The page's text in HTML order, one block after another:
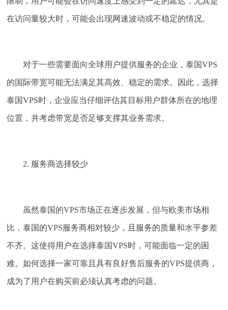
在访问量较大时，可能会出现网速波动或不稳定的情况。
对于一些需要面向全球用户提供服务的企业，泰国VPS
的国际带宽可能无法满足其高效、稳定的需求。因此，选择
泰国VPS时，企业应当仔细评估其目标用户群体所在的地理
位置，并考虑带宽是否足够支撑其业务需求。
2. 服务商选择较少
虽然泰国的VPS市场正在逐步发展，但与欧美市场相
比，泰国的VPS服务商相对较少，且服务的质量和水平参差
不齐。这使得用户在选择泰国VPS时，可能面临一定的困
难。如何选择一家可靠且具有良好售后服务的VPS提供商，
成为了用户在购买前必须认真考虑的问题。